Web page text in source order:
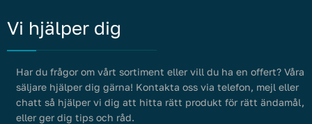
Vi hjälper dig
Har du frågor om vårt sortiment eller vill du ha en offert? Våra
säljare hjälper dig gärna! Kontakta oss via telefon, mejl eller
chatt så hjälper vi dig att hitta rätt produkt för rätt ändamål,
eller ger dig tips och råd.